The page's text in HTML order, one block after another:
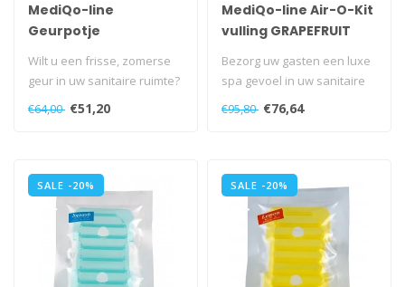
MediQo-line
Geurpotje
Cucumber-Melon - 10
stuks
Wilt u een frisse, zomerse
geur in uw sanitaire ruimte?
Dan is het geurpotje kom..
€64,00 €51,20
MediQo-line Air-O-Kit
vulling GRAPEFRUIT
Bezorg uw gasten een luxe
spa gevoel in uw sanitaire
ruimten...
€95,80 €76,64
SALE -20% SALE -20%